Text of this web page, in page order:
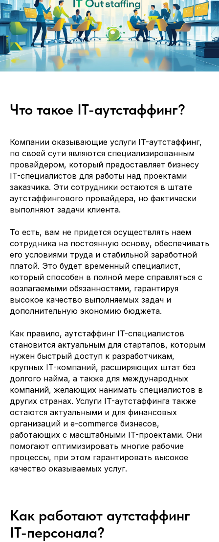
Что такое IT-аутстаффинг?
Компании оказывающие услуги IT-аутстаффинг,
по своей сути являются специализированным
провайдером, который предоставляет бизнесу
IT-специалистов для работы над проектами
заказчика. Эти сотрудники остаются в штате
аутстаффингового провайдера, но фактически
выполняют задачи клиента.
То есть, вам не придется осуществлять наем
сотрудника на постоянную основу, обеспечивать
его условиями труда и стабильной заработной
платой. Это будет временный специалист,
который способен в полной мере справляться с
возлагаемыми обязанностями, гарантируя
высокое качество выполняемых задач и
дополнительную экономию бюджета.
Как правило, аутстаффинг IT-специалистов
становится актуальным для стартапов, которым
нужен быстрый доступ к разработчикам,
крупных IT-компаний, расширяющих штат без
долгого найма, а также для международных
компаний, желающих нанимать специалистов в
других странах. Услуги IT-аутстаффинга также
остаются актуальными и для финансовых
организаций и e-commerce бизнесов,
работающих с масштабными IT-проектами. Они
помогают оптимизировать многие рабочие
процессы, при этом гарантировать высокое
качество оказываемых услуг.
Как работают аутстаффинг
IT-персонала?